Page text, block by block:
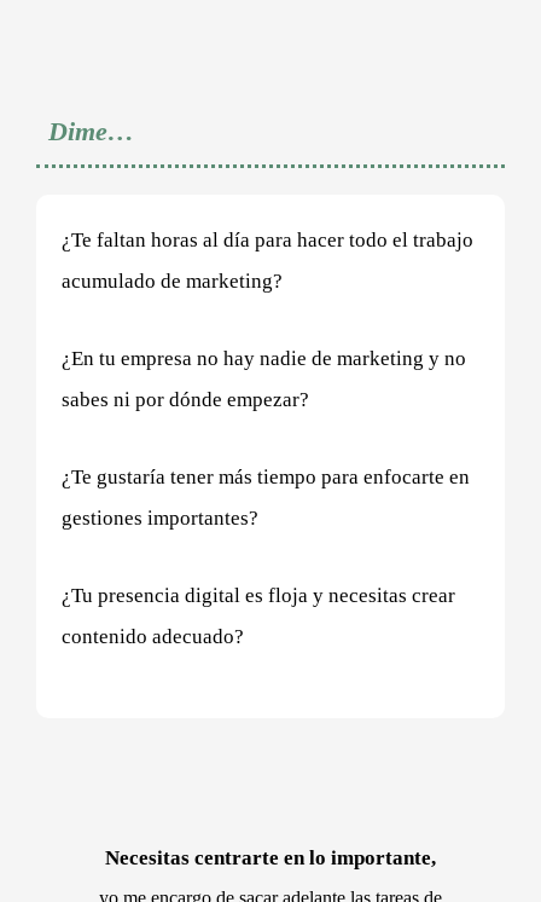
Dime…
¿Te faltan horas al día para hacer todo el trabajo
acumulado de marketing?
¿En tu empresa no hay nadie de marketing y no
sabes ni por dónde empezar?
¿Te gustaría tener más tiempo para enfocarte en
gestiones importantes?
¿Tu presencia digital es floja y necesitas crear
contenido adecuado?
Necesitas centrarte en lo importante,